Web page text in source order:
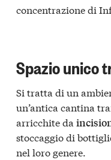
concentrazione di
Spazio unico
Si tratta di un
un’antica cantina
arricchite da
stoccaggio di
nel loro genere.